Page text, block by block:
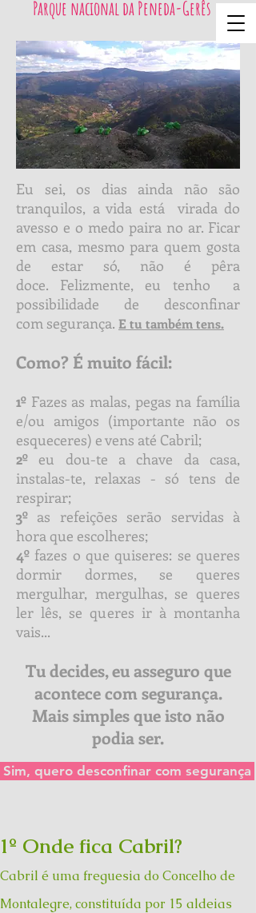
Parque nacional da Peneda-Gerês
Eu sei, os dias ainda não são
tranquilos, a vida está virada do
avesso e o medo paira no ar. Ficar
em casa, mesmo para quem gosta
de estar só, não é pêra
doce. Felizmente, eu tenho a
possibilidade de desconfinar
com segurança. E tu também tens.
Como? É muito fácil:
1º Fazes as malas, pegas na família
e/ou amigos (importante não os
esqueceres) e vens até Cabril;
2º eu dou-te a chave da casa,
instalas-te, relaxas - só tens de
respirar;
3º as refeições serão servidas à
hora que escolheres;
4º fazes o que quiseres: se queres
dormir dormes, se queres
mergulhar, mergulhas, se queres
ler lês, se queres ir à montanha
vais...
Tu decides, eu asseguro que
acontece com segurança.
Mais simples que isto não
podia ser.
Sim, quero desconfinar com segurança
1º Onde fica Cabril?
Cabril é uma freguesia do Concelho de
Montalegre, constituída por 15 aldeias